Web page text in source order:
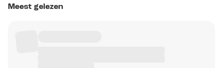
Meest gelezen